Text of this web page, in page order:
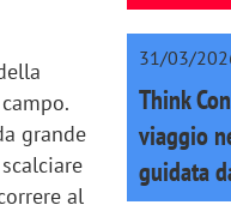
grande
al
31/03/
Think
viaggio
guidata